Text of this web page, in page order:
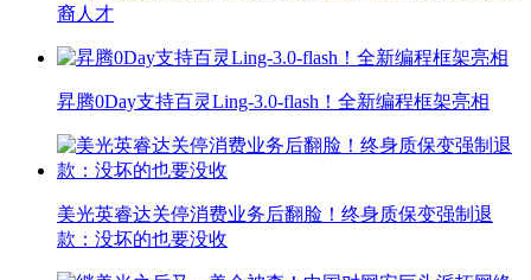
裔人才
昇腾0Day支持百灵Ling-3.0-flash！全新编程框架亮相
美光英睿达关停消费业务后翻脸！终身质保变强制退
款：没坏的也要没收